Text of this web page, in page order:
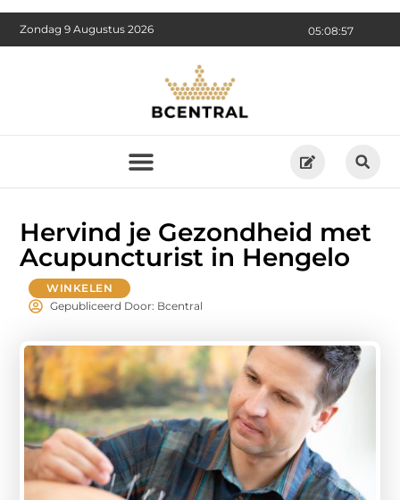
Zondag 9 Augustus 2026
Hervind je Gezondheid met
Acupuncturist in Hengelo
WINKELEN
Gepubliceerd Door: Bcentral